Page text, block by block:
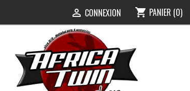
 CONNEXION shopping_cart PANIER (0)